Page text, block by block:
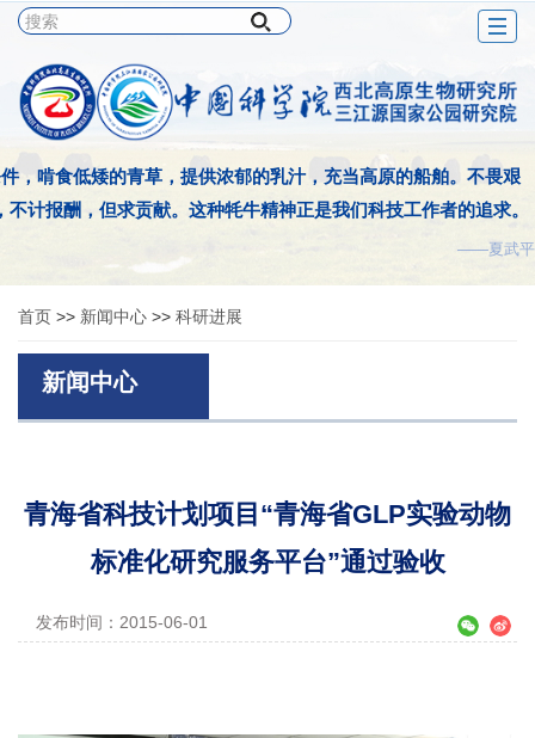
，啃食低矮的青草，提供浓郁的乳汁，充当高原的船舶。不畏艰
不计报酬，但求贡献。这种牦牛精神正是我们科技工作者的追求。
——夏武平
首页 >> 新闻中心 >> 科研进展
新闻中心
青海省科技计划项目“青海省GLP实验动物
标准化研究服务平台”通过验收
发布时间：2015-06-01